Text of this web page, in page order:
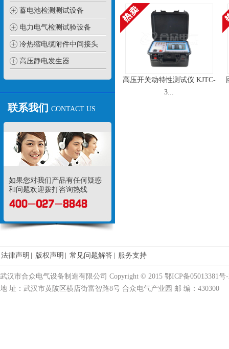
蓄电池检测测试设备
电力电气检测试验设备
冷热缩电缆附件中间接头
高压静电发生器
联系我们 CONTACT US
如果您对我们产品有任何疑惑
和问题欢迎拨打咨询热线
高压开关动特性测试仪 KJTC-
3...
法律声明 版权声明 常见问题解答 服务支持
武汉市合众电气设备制造有限公司 Copyright © 2015 鄂ICP备05013381号
地 址：武汉市黄陂区横店街富智路8号 合众电气产业园 邮 编：430300